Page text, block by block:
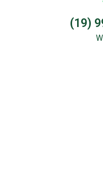
(19)